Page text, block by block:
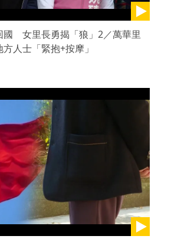
國 女里長勇揭「狼」2／萬華里
人士「緊抱+按摩」